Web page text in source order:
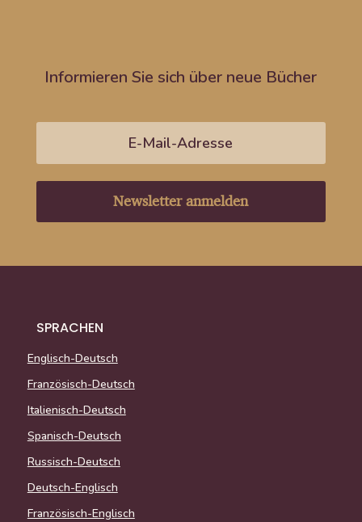
Informieren Sie sich über neue Bücher
Newsletter anmelden
SPRACHEN
Englisch-Deutsch
Französisch-Deutsch
Italienisch-Deutsch
Spanisch-Deutsch
Russisch-Deutsch
Deutsch-Englisch
Französisch-Englisch